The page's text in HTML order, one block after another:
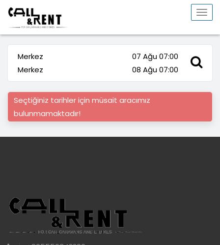
Merkez
07 Ağu 07:00
Merkez
08 Ağu 07:00
Seçtiğiniz tarihler için müsait aracımız
bulunmamaktadır!